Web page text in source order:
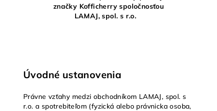
značky Kofficherry spoločnosťou
LAMAJ, spol. s r.o.
Úvodné ustanovenia
Právne vzťahy medzi obchodníkom LAMAJ, spol. s
r.o. a spotrebiteľom (fyzická alebo právnicka osoba,